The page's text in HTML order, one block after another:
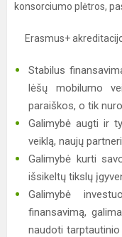
konsorciumo plėtros,
Erasmus+
Stabilus
lėšų mobilumo
paraiškos, o tik
Galimybė augti ir
veiklą, naujų
Galimybė kurti
išsikeltų tikslų
Galimybė
finansavimą,
naudoti